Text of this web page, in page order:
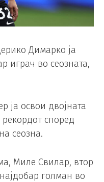
Димарко ја
играч во сеозната,
ја освои двојната
според
сеозна.
Миле Свилар, втор
голман во